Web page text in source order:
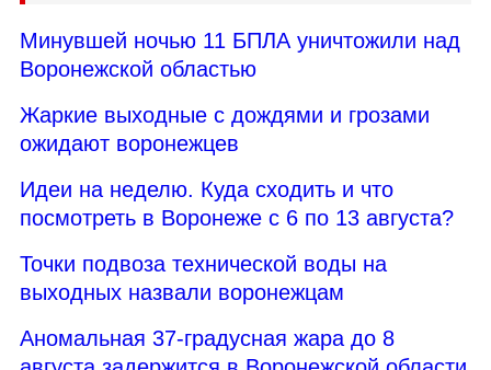
Минувшей ночью 11 БПЛА уничтожили над
Воронежской областью
Жаркие выходные с дождями и грозами
ожидают воронежцев
Идеи на неделю. Куда сходить и что
посмотреть в Воронеже с 6 по 13 августа?
Точки подвоза технической воды на
выходных назвали воронежцам
Аномальная 37-градусная жара до 8